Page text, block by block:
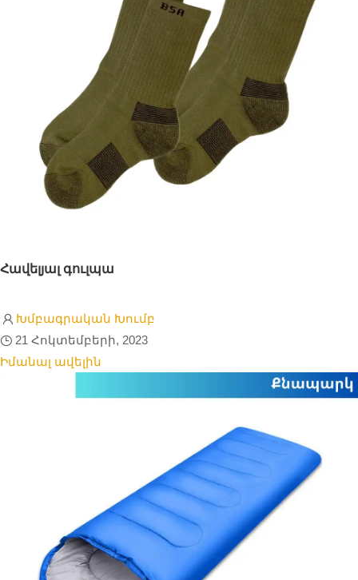
Հավելյալ գուլպա
Խմբագրական Խումբ
21 Հոկտեմբերի, 2023
Իմանալ ավելին